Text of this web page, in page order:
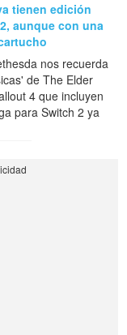
tienen edición
aunque con una
nos recuerda
de The Elder
4 que incluyen
para Switch 2 ya